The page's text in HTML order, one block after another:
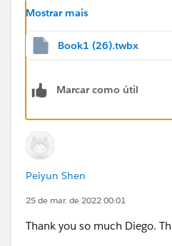
Diego Martinez
Mostrar mais
Book1 (26).twbx
Marcar como útil
Peiyun Shen
25 de mar. de 2022 00:01
Thank you so much Diego.